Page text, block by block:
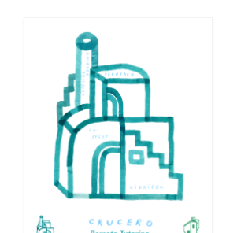
Queda’t amb nosaltres
Contacte
Idioma: